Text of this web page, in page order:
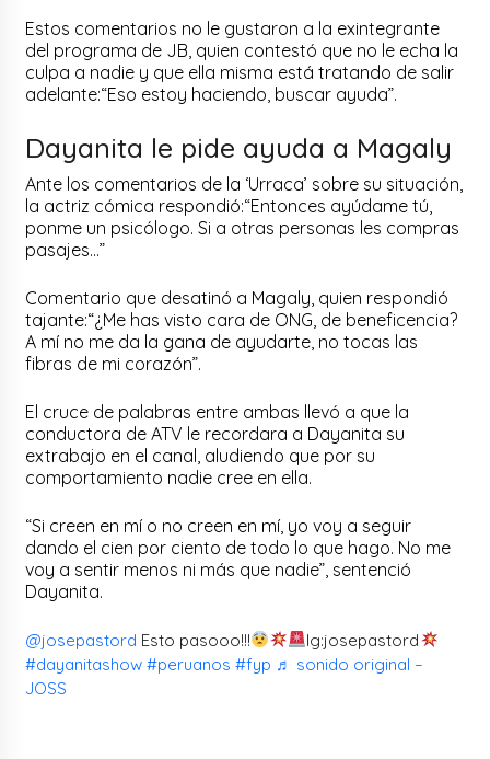
Estos comentarios no le gustaron a la exintegrante
del programa de JB, quien contestó que no le echa la
culpa a nadie y que ella misma está tratando de salir
adelante:“Eso estoy haciendo, buscar ayuda”.
Dayanita le pide ayuda a Magaly
Ante los comentarios de la ‘Urraca’ sobre su situación,
la actriz cómica respondió:“Entonces ayúdame tú,
ponme un psicólogo. Si a otras personas les compras
pasajes…”
Comentario que desatinó a Magaly, quien respondió
tajante:“¿Me has visto cara de ONG, de beneficencia?
A mí no me da la gana de ayudarte, no tocas las
fibras de mi corazón”.
El cruce de palabras entre ambas llevó a que la
conductora de ATV le recordara a Dayanita su
extrabajo en el canal, aludiendo que por su
comportamiento nadie cree en ella.
“Si creen en mí o no creen en mí, yo voy a seguir
dando el cien por ciento de todo lo que hago. No me
voy a sentir menos ni más que nadie”, sentenció
Dayanita.
@josepastord Esto pasooo!!!
Ig:josepastord
#dayanitashow #peruanos #fyp ♬ sonido original –
JOSS